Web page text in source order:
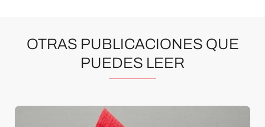
OTRAS PUBLICACIONES QUE
PUEDES LEER